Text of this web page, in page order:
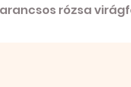
rózsa